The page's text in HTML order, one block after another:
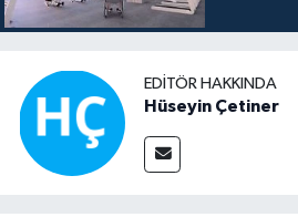
EDITÖR HAKKINDA
Hüseyin Çetiner